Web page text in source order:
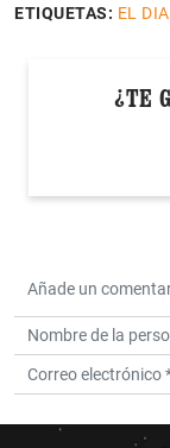
ETIQUETAS: EL
¿TE